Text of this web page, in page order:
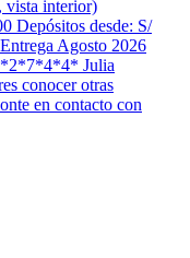
vista interior)
Depósitos desde: S/
Agosto 2026
Julia
conocer otras
en contacto con